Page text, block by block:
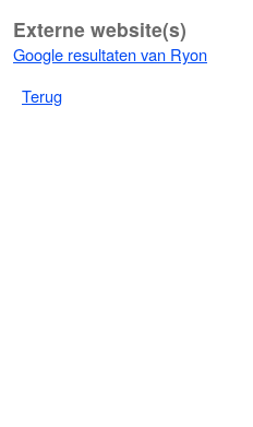
Externe website(s)
Google resultaten van Ryon
Terug